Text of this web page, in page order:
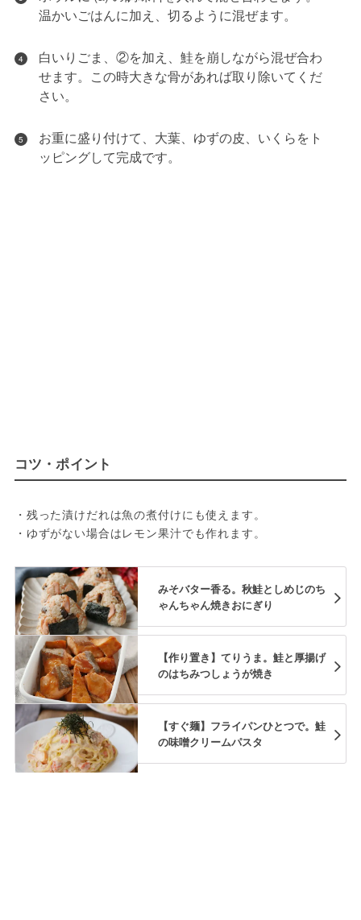
温かいごはんに加え、切るように混ぜます。
4
白いりごま、②を加え、鮭を崩しながら混ぜ合わ
せます。この時大きな骨があれば取り除いてくだ
さい。
5
お重に盛り付けて、大葉、ゆずの皮、いくらをト
ッピングして完成です。
コツ・ポイント
・残った漬けだれは魚の煮付けにも使えます。
・ゆずがない場合はレモン果汁でも作れます。
みそバター香る。秋鮭としめじのち
ゃんちゃん焼きおにぎり
【作り置き】てりうま。鮭と厚揚げ
のはちみつしょうが焼き
【すぐ麺】フライパンひとつで。鮭
の味噌クリームパスタ